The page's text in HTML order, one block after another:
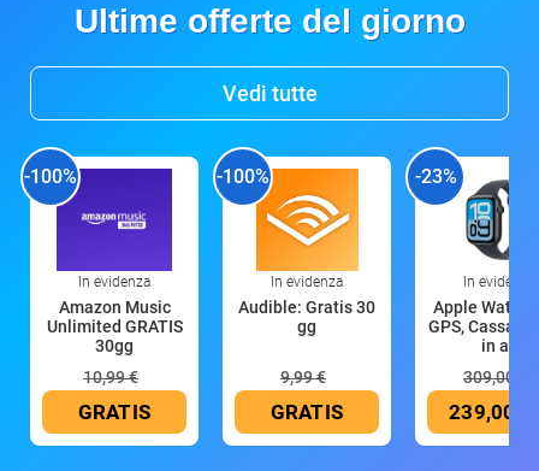
Ultime offerte del giorno
Vedi tutte
-100%
In evidenza
Amazon Music
Unlimited GRATIS
30gg
10,99 €
GRATIS
-100%
In evidenza
Audible: Gratis 30
gg
9,99 €
GRATIS
-23%
In evidenza
Apple Watch
GPS, Cassa
in all
309,00 €
239,00 €